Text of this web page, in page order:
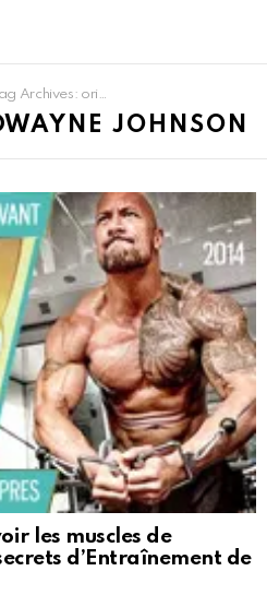
origine de Dwayne Johnson
JOHNSON
les muscles de
d’Entraînement de